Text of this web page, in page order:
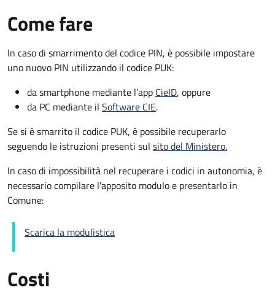
Come fare
In caso di smarrimento del codice PIN, è possibile impostare
uno nuovo PIN utilizzando il codice PUK:
da smartphone mediante l’app CieID, oppure
da PC mediante il Software CIE.
Se si è smarrito il codice PUK, è possibile recuperarlo
seguendo le istruzioni presenti sul sito del Ministero.
In caso di impossibilità nel recuperare i codici in autonomia, è
necessario compilare l'apposito modulo e presentarlo in
Comune:
Scarica la modulistica
Costi